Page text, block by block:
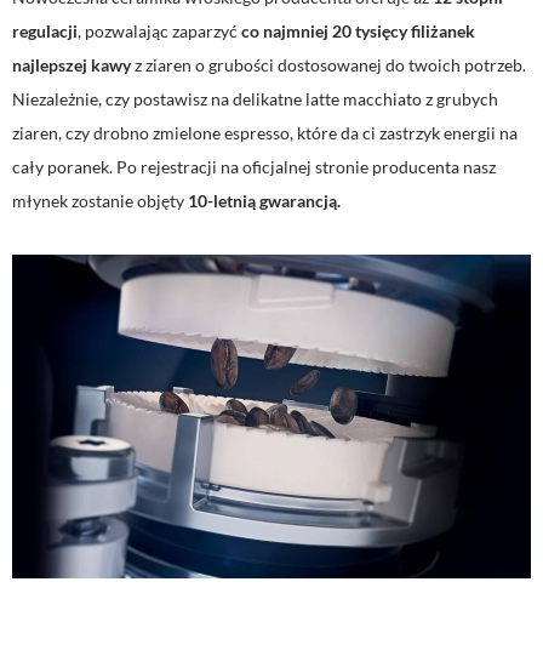
regulacji, pozwalając zaparzyć co najmniej 20 tysięcy filiżanek
najlepszej kawyz ziaren o grubości dostosowanej do twoich potrzeb.
Niezależnie, czy postawisz na delikatne latte macchiato z grubych
ziaren, czy drobno zmielone espresso, które da ci zastrzyk energii na
cały poranek. Po rejestracji na oficjalnej stronie producenta nasz
młynek zostanie objęty 10-letnią gwarancją.